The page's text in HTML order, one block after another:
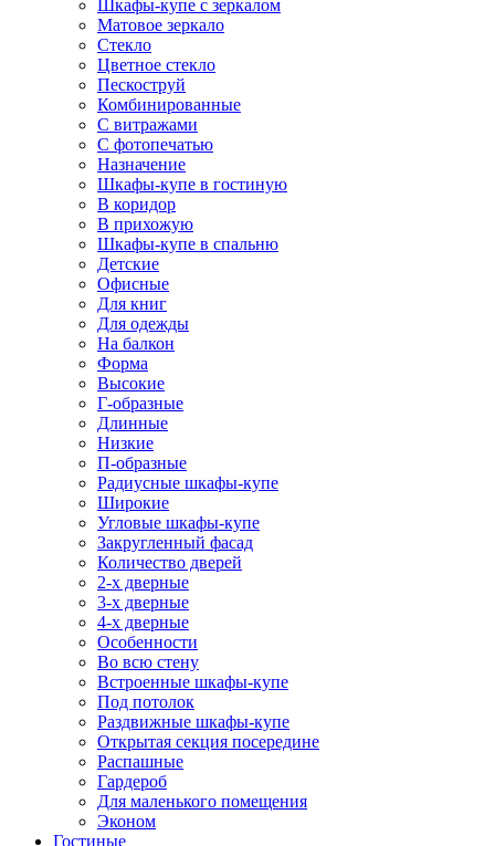
Шкафы-купе с зеркалом
Матовое зеркало
Стекло
Цветное стекло
Пескоструй
Комбинированные
С витражами
С фотопечатью
Назначение
Шкафы-купе в гостиную
В коридор
В прихожую
Шкафы-купе в спальню
Детские
Офисные
Для книг
Для одежды
На балкон
Форма
Высокие
Г-образные
Длинные
Низкие
П-образные
Радиусные шкафы-купе
Широкие
Угловые шкафы-купе
Закругленный фасад
Количество дверей
2-х дверные
3-х дверные
4-х дверные
Особенности
Во всю стену
Встроенные шкафы-купе
Под потолок
Раздвижные шкафы-купе
Открытая секция посередине
Распашные
Гардероб
Для маленького помещения
Эконом
Гостиные